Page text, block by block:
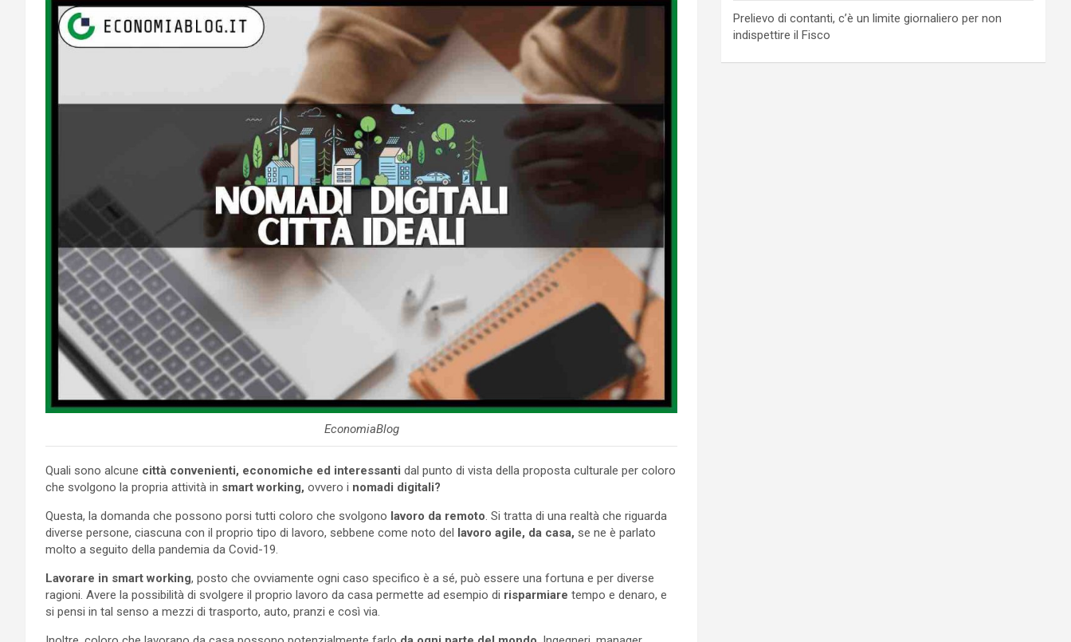
EconomiaBlog
Quali sono alcune città convenienti, economiche ed interessanti dal punto di vista della proposta culturale per coloro
che svolgono la propria attività in smart working, ovvero i nomadi digitali?
Questa, la domanda che possono porsi tutti coloro che svolgono lavoro da remoto. Si tratta di una realtà che riguarda
diverse persone, ciascuna con il proprio tipo di lavoro, sebbene come noto del lavoro agile, da casa, se ne è parlato
molto a seguito della pandemia da Covid-19.
Lavorare in smart working, posto che ovviamente ogni caso specifico è a sé, può essere una fortuna e per diverse
ragioni. Avere la possibilità di svolgere il proprio lavoro da casa permette ad esempio di risparmiare tempo e denaro, e
si pensi in tal senso a mezzi di trasporto, auto, pranzi e così via.
Prelievo di contanti, c’è un limite giornaliero per non
indispettire il Fisco